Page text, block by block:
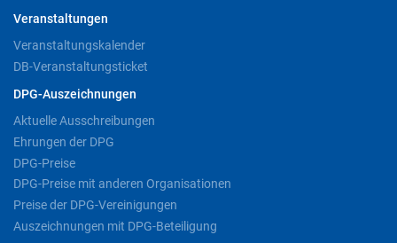
Veranstaltungen
Veranstaltungskalender
DB-Veranstaltungsticket
DPG-Auszeichnungen
Aktuelle Ausschreibungen
Ehrungen der DPG
DPG-Preise
DPG-Preise mit anderen Organisationen
Preise der DPG-Vereinigungen
Auszeichnungen mit DPG-Beteiligung